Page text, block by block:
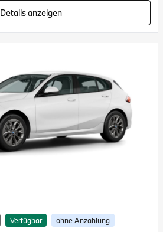
Details anzeigen
Verfügbar ohne Anzahlung